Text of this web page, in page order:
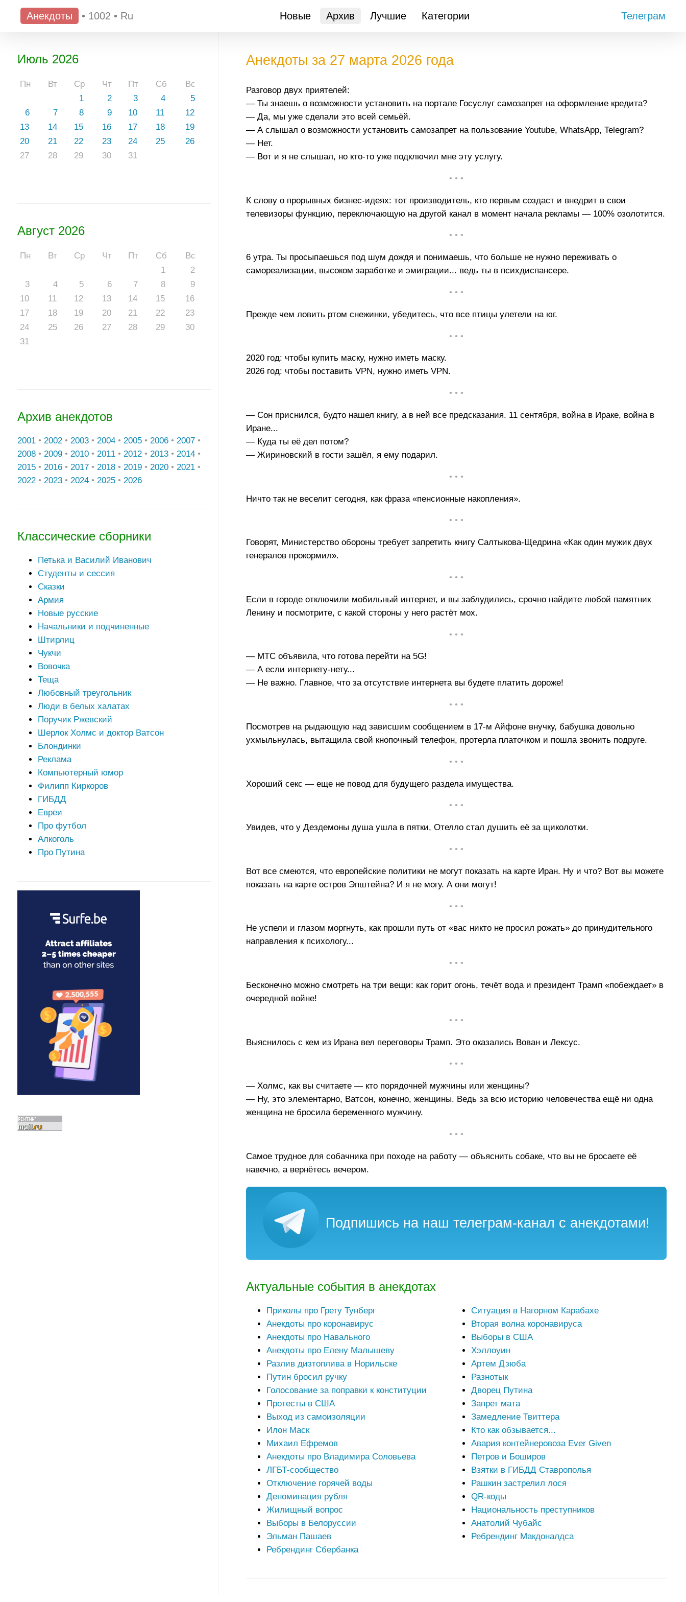
Анекдоты • 1002 • Ru Новые Архив Лучшие Категории Телеграм
Июль 2026
Пн Вт Ср Чт Пт Сб
Вс
1
2 3 4
5
6
7 8 9 10 11
12
13
14 15 16 17 18
19
20
21 22 23 24 25
26
27
28 29 30 31
Август 2026
Пн Вт Ср Чт Пт Сб
Вс
1
2
3
4 5 6 7 8
9
10
11 12 13 14 15
16
17
18 19 20 21 22
23
24
25 26 27 28 29
30
31
Архив анекдотов
2001 • 2002 • 2003 • 2004 • 2005 • 2006 • 2007 •
2008 • 2009 • 2010 • 2011 • 2012 • 2013 • 2014 •
2015 • 2016 • 2017 • 2018 • 2019 • 2020 • 2021 •
2022 • 2023 • 2024 • 2025 • 2026
Классические сборники
Петька и Василий Иванович
Студенты и сессия
Сказки
Армия
Новые русские
Начальники и подчиненные
Штирлиц
Чукчи
Вовочка
Теща
Любовный треугольник
Люди в белых халатах
Поручик Ржевский
Шерлок Холмс и доктор Ватсон
Блондинки
Реклама
Компьютерный юмор
Филипп Киркоров
ГИБДД
Евреи
Про футбол
Алкоголь
Про Путина
Анекдоты за 27 марта 2026 года
Разговор двух приятелей:
— Ты знаешь о возможности установить на портале Госуслуг самозапрет на оформление кредита?
— Да, мы уже сделали это всей семьёй.
— А слышал о возможности установить самозапрет на пользование Youtube, WhatsApp, Telegram?
— Нет.
— Вот и я не слышал, но кто-то уже подключил мне эту услугу.
• • •
К слову о прорывных бизнес-идеях: тот производитель, кто первым создаст и внедрит в свои
телевизоры функцию, переключающую на другой канал в момент начала рекламы — 100% озолотится.
• • •
6 утра. Ты просыпаешься под шум дождя и понимаешь, что больше не нужно переживать о
самореализации, высоком заработке и эмиграции... ведь ты в психдиспансере.
• • •
Прежде чем ловить ртом снежинки, убедитесь, что все птицы улетели на юг.
• • •
2020 год: чтобы купить маску, нужно иметь маску.
2026 год: чтобы поставить VPN, нужно иметь VPN.
• • •
— Сон приснился, будто нашел книгу, а в ней все предсказания. 11 сентября, война в Ираке, война в
Иране...
— Куда ты её дел потом?
— Жириновский в гости зашёл, я ему подарил.
• • •
Ничто так не веселит сегодня, как фраза «пенсионные накопления».
• • •
Говорят, Министерство обороны требует запретить книгу Салтыкова-Щедрина «Как один мужик двух
генералов прокормил».
• • •
Если в городе отключили мобильный интернет, и вы заблудились, срочно найдите любой памятник
Ленину и посмотрите, с какой стороны у него растёт мох.
• • •
— МТС объявила, что готова перейти на 5G!
— А если интернету-нету...
— Не важно. Главное, что за отсутствие интернета вы будете платить дороже!
• • •
Посмотрев на рыдающую над зависшим сообщением в 17-м Айфоне внучку, бабушка довольно
ухмыльнулась, вытащила свой кнопочный телефон, протерла платочком и пошла звонить подруге.
• • •
Хороший секс — еще не повод для будущего раздела имущества.
• • •
Увидев, что у Дездемоны душа ушла в пятки, Отелло стал душить её за щиколотки.
• • •
Вот все смеются, что европейские политики не могут показать на карте Иран. Ну и что? Вот вы можете
показать на карте остров Эпштейна? И я не могу. А они могут!
• • •
Не успели и глазом моргнуть, как прошли путь от «вас никто не просил рожать» до принудительного
направления к психологу...
• • •
Бесконечно можно смотреть на три вещи: как горит огонь, течёт вода и президент Трамп «побеждает» в
очередной войне!
• • •
Выяснилось с кем из Ирана вел переговоры Трамп. Это оказались Вован и Лексус.
• • •
— Холмс, как вы считаете — кто порядочней мужчины или женщины?
— Ну, это элементарно, Ватсон, конечно, женщины. Ведь за всю историю человечества ещё ни одна
женщина не бросила беременного мужчину.
• • •
Самое трудное для собачника при походе на работу — объяснить собаке, что вы не бросаете её
навечно, а вернётесь вечером.
Подпишись на наш телеграм-канал с анекдотами!
Актуальные события в анекдотах
Приколы про Грету Тунберг
Анекдоты про коронавирус
Анекдоты про Навального
Анекдоты про Елену Малышеву
Разлив дизтоплива в Норильске
Путин бросил ручку
Голосование за поправки к конституции
Протесты в США
Выход из самоизоляции
Илон Маск
Михаил Ефремов
Анекдоты про Владимира Соловьева
ЛГБТ-сообщество
Отключение горячей воды
Деноминация рубля
Жилищный вопрос
Выборы в Белоруссии
Эльман Пашаев
Ребрендинг Сбербанка
Ситуация в Нагорном Карабахе
Вторая волна коронавируса
Выборы в США
Хэллоуин
Артем Дзюба
Разнотык
Дворец Путина
Запрет мата
Замедление Твиттера
Кто как обзывается...
Авария контейнеровоза Ever Given
Петров и Боширов
Взятки в ГИБДД Ставрополья
Рашкин застрелил лося
QR-коды
Национальность преступников
Анатолий Чубайс
Ребрендинг Макдоналдса